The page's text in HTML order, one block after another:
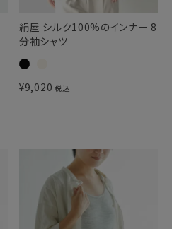
絹屋 シルク100%のインナー 8
分袖シャツ
¥9,020 税込